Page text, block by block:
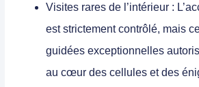
Visites rares de l’intérieur :
est strictement contrôlé, mais
guidées exceptionnelles
au cœur des cellules et des